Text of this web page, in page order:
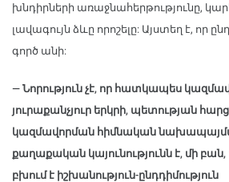
խնդիրների առաջնահերթությունը,
լավագույն ձևը որոշելը: Այստեղ է, որ
գործ անի:
— Նորություն չէ, որ հատկապես
յուրաքանչյուր երկրի, պետության
կազմավորման հիմնական
քաղաքական կայունությունն է, մի
բխում է իշխանություն-ընդդիմություն